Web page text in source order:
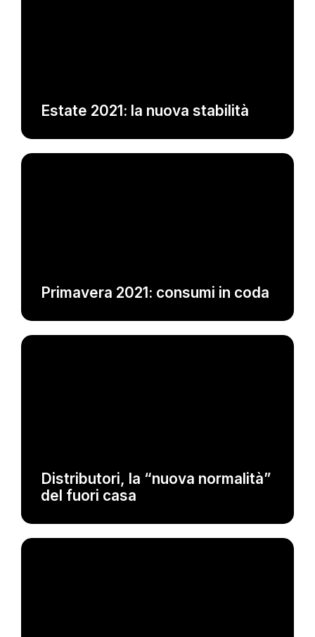
Estate 2021: la nuova stabilità
Primavera 2021: consumi in coda
Distributori, la “nuova normalità”
del fuori casa